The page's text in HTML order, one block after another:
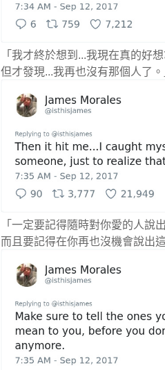
「我才終於想到...我現在真的好
但才發現...我再也沒有那個人了。
「一定要記得隨時對你愛的人說
而且要記得在你再也沒機會說出